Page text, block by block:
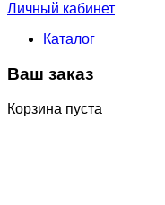
Личный кабинет
Каталог
Ваш заказ
Корзина пуста